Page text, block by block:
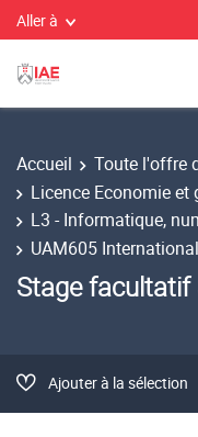
Aller à
Accueil Toute l'offre
Licence Economie et
L3 - Informatique,
UAM605
Stage facultatif
Ajouter à la sélection